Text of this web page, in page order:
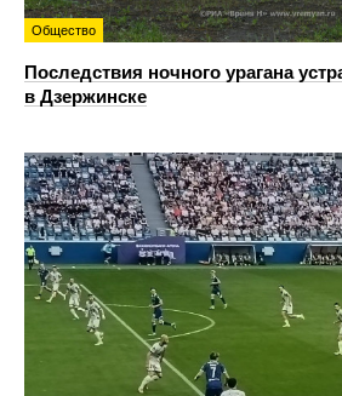
Общество
Последствия ночного урагана
в Дзержинске